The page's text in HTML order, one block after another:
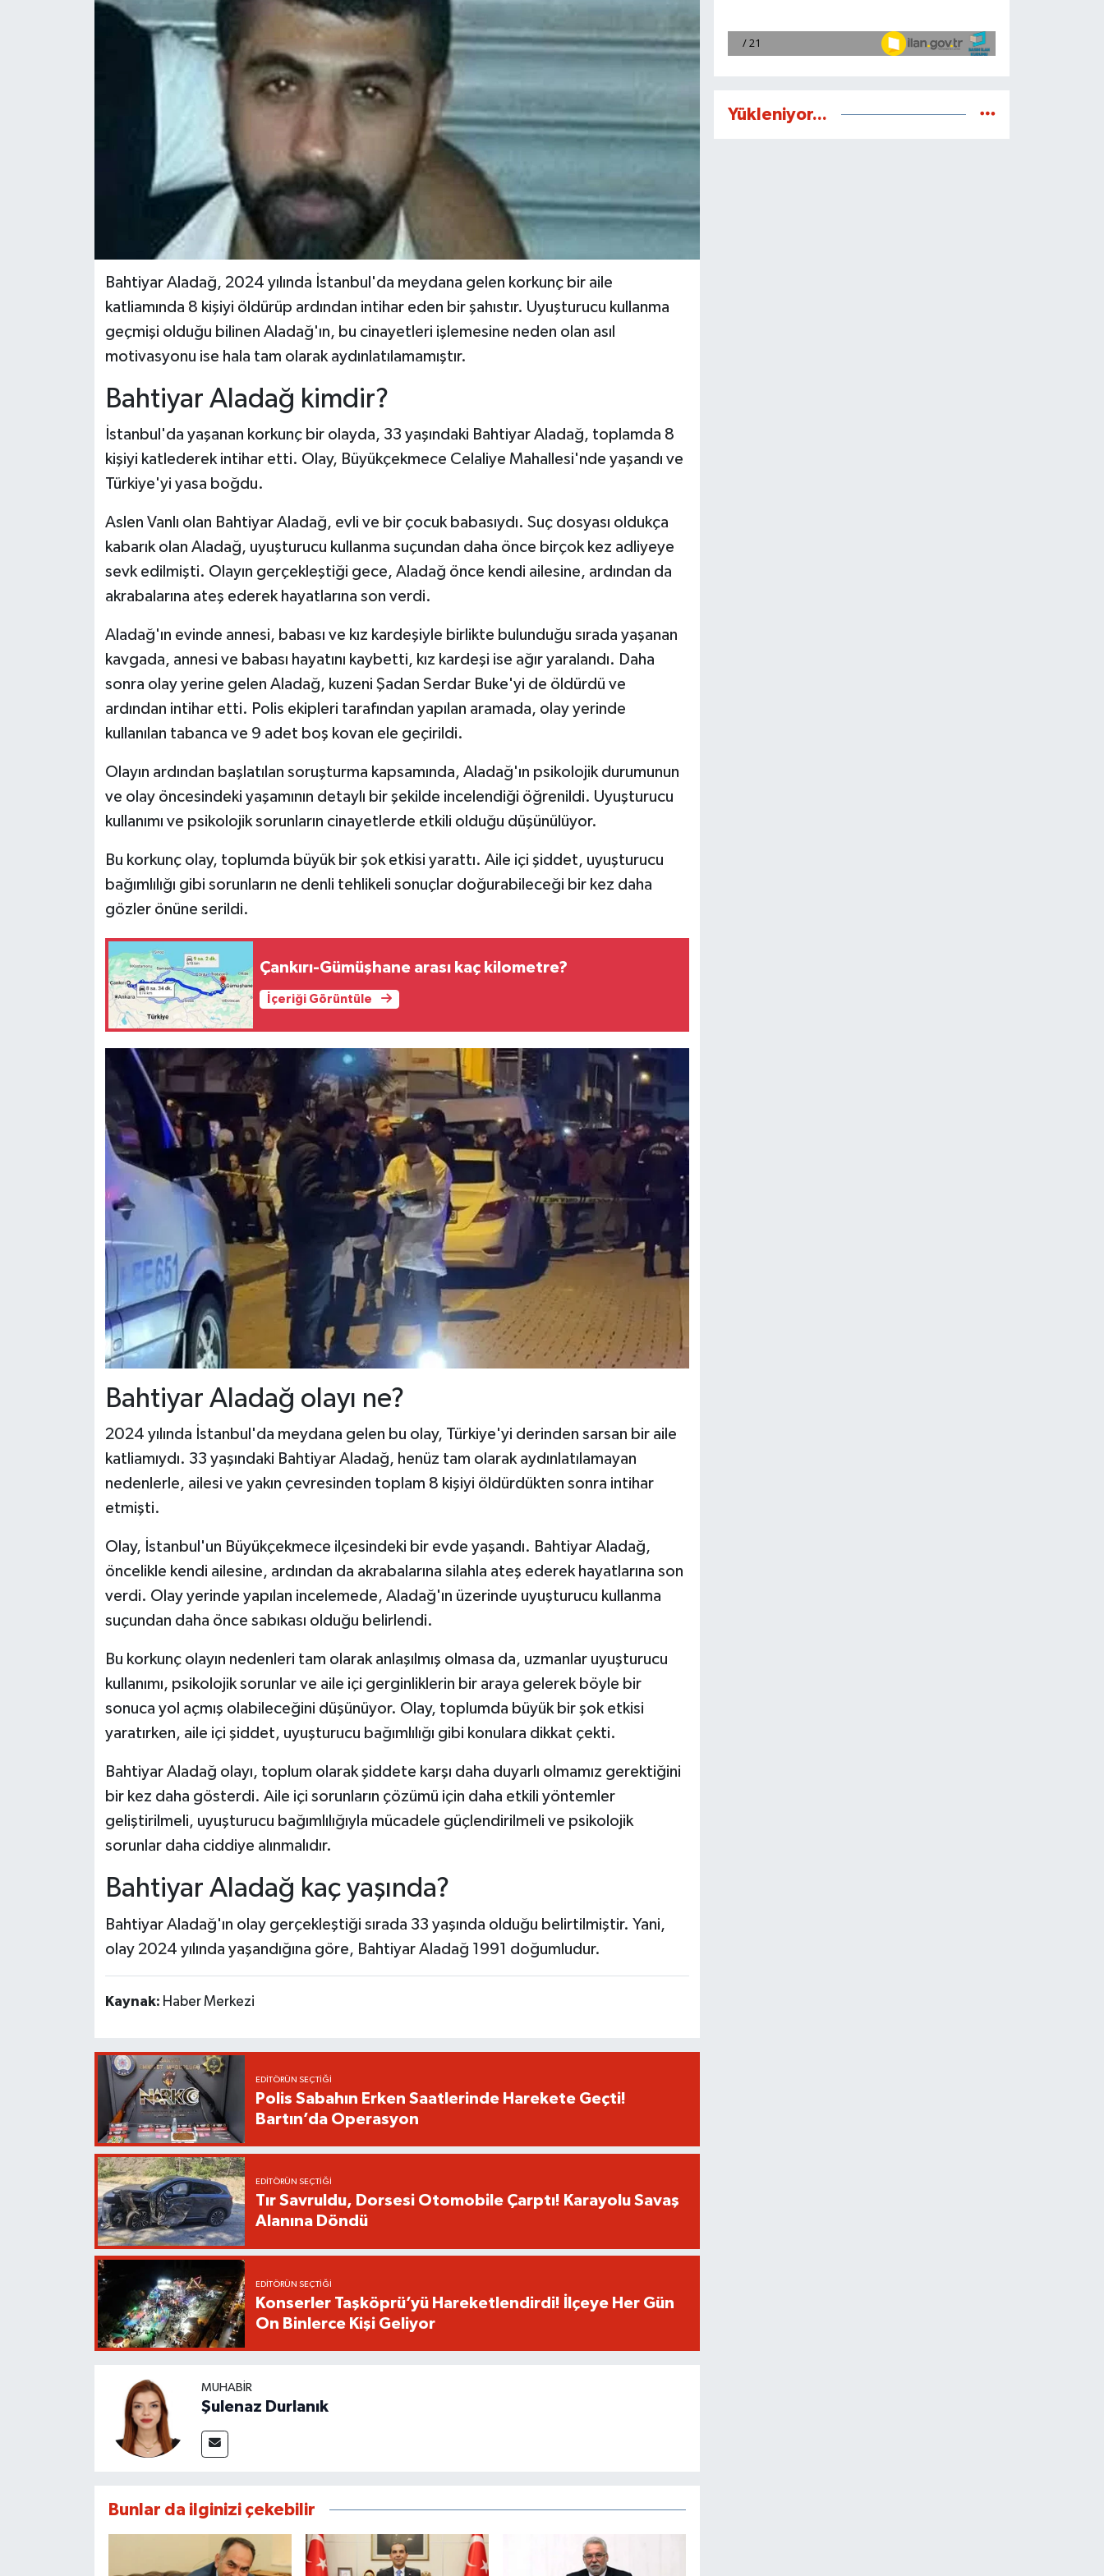
Bahtiyar Aladağ, 2024 yılında İstanbul'da meydana gelen korkunç bir aile
katliamında 8 kişiyi öldürüp ardından intihar eden bir şahıstır. Uyuşturucu kullanma
geçmişi olduğu bilinen Aladağ'ın, bu cinayetleri işlemesine neden olan asıl
motivasyonu ise hala tam olarak aydınlatılamamıştır.
Bahtiyar Aladağ kimdir?
İstanbul'da yaşanan korkunç bir olayda, 33 yaşındaki Bahtiyar Aladağ, toplamda 8
kişiyi katlederek intihar etti. Olay, Büyükçekmece Celaliye Mahallesi'nde yaşandı ve
Türkiye'yi yasa boğdu.
Aslen Vanlı olan Bahtiyar Aladağ, evli ve bir çocuk babasıydı. Suç dosyası oldukça
kabarık olan Aladağ, uyuşturucu kullanma suçundan daha önce birçok kez adliyeye
sevk edilmişti. Olayın gerçekleştiği gece, Aladağ önce kendi ailesine, ardından da
akrabalarına ateş ederek hayatlarına son verdi.
Aladağ'ın evinde annesi, babası ve kız kardeşiyle birlikte bulunduğu sırada yaşanan
kavgada, annesi ve babası hayatını kaybetti, kız kardeşi ise ağır yaralandı. Daha
sonra olay yerine gelen Aladağ, kuzeni Şadan Serdar Buke'yi de öldürdü ve
ardından intihar etti. Polis ekipleri tarafından yapılan aramada, olay yerinde
kullanılan tabanca ve 9 adet boş kovan ele geçirildi.
Olayın ardından başlatılan soruşturma kapsamında, Aladağ'ın psikolojik durumunun
ve olay öncesindeki yaşamının detaylı bir şekilde incelendiği öğrenildi. Uyuşturucu
kullanımı ve psikolojik sorunların cinayetlerde etkili olduğu düşünülüyor.
Bu korkunç olay, toplumda büyük bir şok etkisi yarattı. Aile içi şiddet, uyuşturucu
bağımlılığı gibi sorunların ne denli tehlikeli sonuçlar doğurabileceği bir kez daha
gözler önüne serildi.
Çankırı-Gümüşhane arası kaç kilometre?
İçeriği Görüntüle
Bahtiyar Aladağ olayı ne?
2024 yılında İstanbul'da meydana gelen bu olay, Türkiye'yi derinden sarsan bir aile
katliamıydı. 33 yaşındaki Bahtiyar Aladağ, henüz tam olarak aydınlatılamayan
nedenlerle, ailesi ve yakın çevresinden toplam 8 kişiyi öldürdükten sonra intihar
etmişti.
Olay, İstanbul'un Büyükçekmece ilçesindeki bir evde yaşandı. Bahtiyar Aladağ,
öncelikle kendi ailesine, ardından da akrabalarına silahla ateş ederek hayatlarına son
verdi. Olay yerinde yapılan incelemede, Aladağ'ın üzerinde uyuşturucu kullanma
suçundan daha önce sabıkası olduğu belirlendi.
Bu korkunç olayın nedenleri tam olarak anlaşılmış olmasa da, uzmanlar uyuşturucu
kullanımı, psikolojik sorunlar ve aile içi gerginliklerin bir araya gelerek böyle bir
sonuca yol açmış olabileceğini düşünüyor. Olay, toplumda büyük bir şok etkisi
yaratırken, aile içi şiddet, uyuşturucu bağımlılığı gibi konulara dikkat çekti.
Bahtiyar Aladağ olayı, toplum olarak şiddete karşı daha duyarlı olmamız gerektiğini
bir kez daha gösterdi. Aile içi sorunların çözümü için daha etkili yöntemler
geliştirilmeli, uyuşturucu bağımlılığıyla mücadele güçlendirilmeli ve psikolojik
sorunlar daha ciddiye alınmalıdır.
Bahtiyar Aladağ kaç yaşında?
Bahtiyar Aladağ'ın olay gerçekleştiği sırada 33 yaşında olduğu belirtilmiştir. Yani,
olay 2024 yılında yaşandığına göre, Bahtiyar Aladağ 1991 doğumludur.
Kaynak: Haber Merkezi
EDITÖRÜN SEÇTIĞI
Polis Sabahın Erken Saatlerinde Harekete Geçti!
Bartın’da Operasyon
EDITÖRÜN SEÇTIĞI
Tır Savruldu, Dorsesi Otomobile Çarptı! Karayolu Savaş
Alanına Döndü
EDITÖRÜN SEÇTIĞI
Konserler Taşköprü’yü Hareketlendirdi! İlçeye Her Gün
On Binlerce Kişi Geliyor
MUHABIR
Şulenaz Durlanık
Bunlar da ilginizi çekebilir
Yükleniyor...
KÜLTÜR SANAT
VİZYONDAKİLER